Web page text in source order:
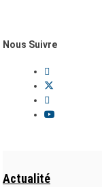
Nous Suivre
Actualité